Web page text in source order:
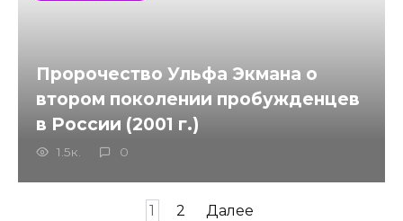
Пророчество Ульфа Экмана о
втором поколении пробужденцев
в России (2001 г.)
1.5к. 0
1 2 Далее